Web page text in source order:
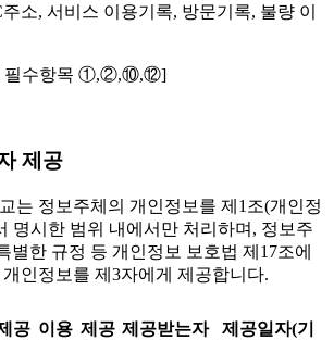
소, 서비스 이용기록, 방문기록, 불량 이
필수항목 ①,②,⑩,⑫]
제공
는 정보주체의 개인정보를 제1조(개인정
명시한 범위 내에서만 처리하며, 정보주
별한 규정 등 개인정보 보호법 제17조에
인정보를 제3자에게 제공합니다.
공 이용 제공 제공받는자
제공일자(기